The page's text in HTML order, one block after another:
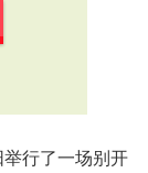
行了一场别开